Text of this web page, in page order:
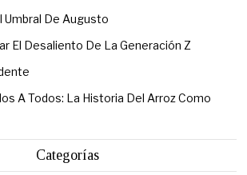
Umbral De Augusto
El Desaliento De La Generación Z
A Todos: La Historia Del Arroz Como
Categorías